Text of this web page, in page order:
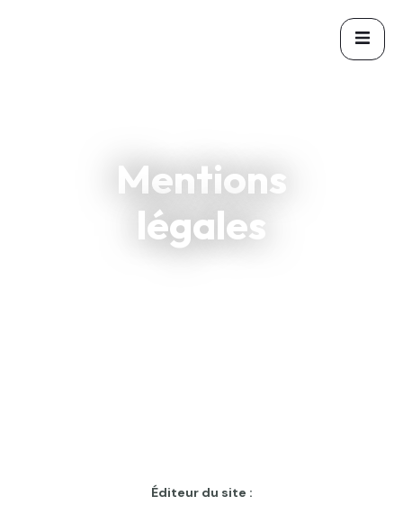
Mentions
légales
Éditeur du site :